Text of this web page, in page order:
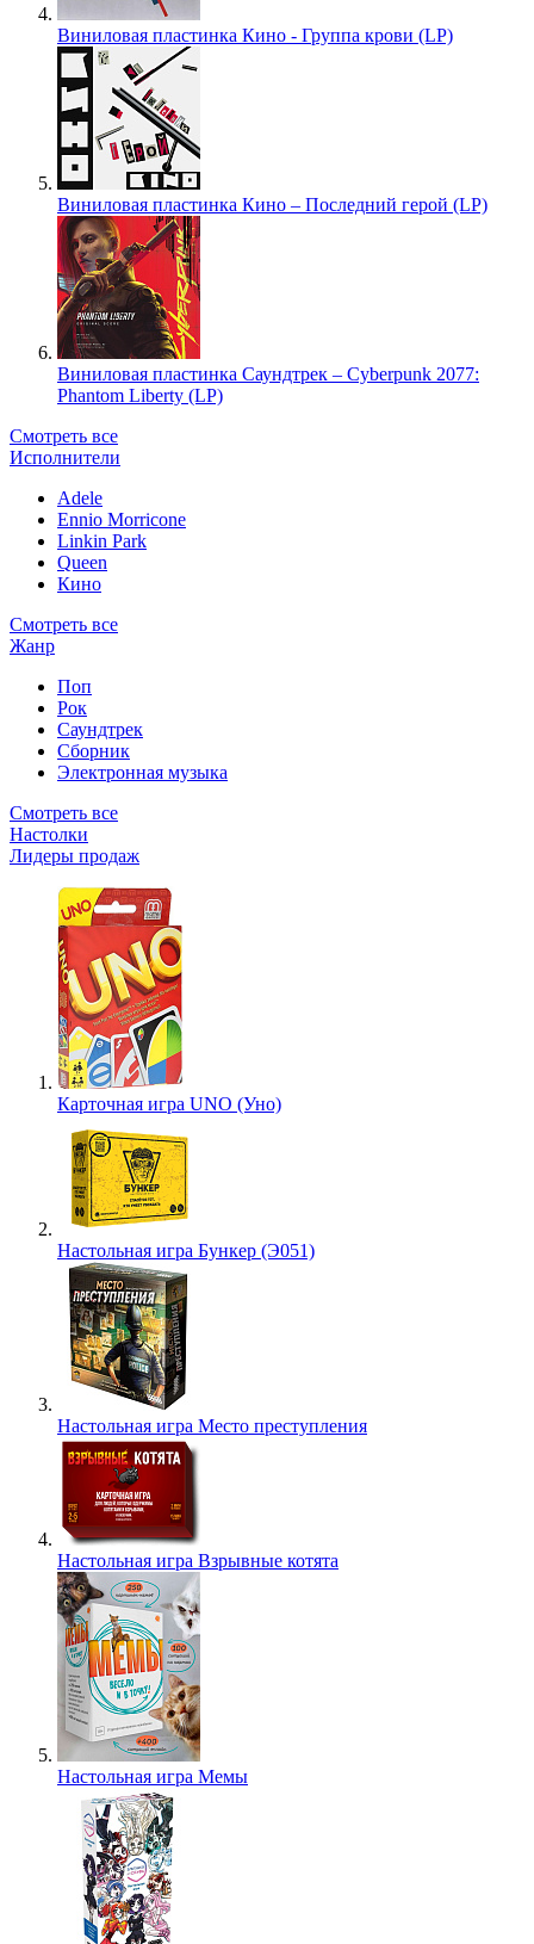
Виниловая пластинка Кино - Группа крови (LP)
Виниловая пластинка Кино – Последний герой (LP)
Виниловая пластинка Саундтрек – Cyberpunk 2077:
Phantom Liberty (LP)
Смотреть все
Исполнители
Adele
Ennio Morricone
Linkin Park
Queen
Кино
Смотреть все
Жанр
Поп
Рок
Саундтрек
Сборник
Электронная музыка
Смотреть все
Настолки
Лидеры продаж
Карточная игра UNO (Уно)
Настольная игра Бункер (Э051)
Настольная игра Место преступления
Настольная игра Взрывные котята
Настольная игра Мемы